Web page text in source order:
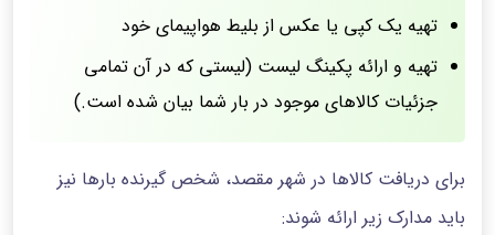
تهیه یک کپی یا عکس از بلیط هواپیمای خود
تهیه و ارائه پکینگ لیست (لیستی که در آن تمامی
جزئیات کالاهای موجود در بار شما بیان شده است.)
برای دریافت کالاها در شهر مقصد، شخص گیرنده بارها نیز
باید مدارک زیر ارائه شوند: